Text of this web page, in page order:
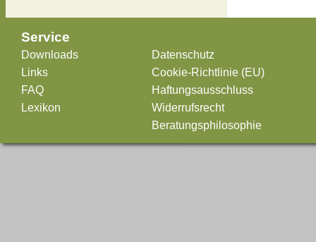
Service
Downloads
Links
FAQ
Lexikon
Datenschutz
Cookie-Richtlinie (EU)
Haftungsausschluss
Widerrufsrecht
Beratungsphilosophie